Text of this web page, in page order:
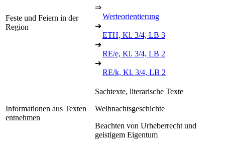
Feste und Feiern in der
Region
⇒
Werteorientierung
➔
ETH, Kl. 3/4, LB 3
➔
RE/e, Kl. 3/4, LB 2
➔
RE/k, Kl. 3/4, LB 2
Informationen aus Texten
entnehmen
Sachtexte, literarische Texte
Weihnachtsgeschichte
Beachten von Urheberrecht und
geistigem Eigentum